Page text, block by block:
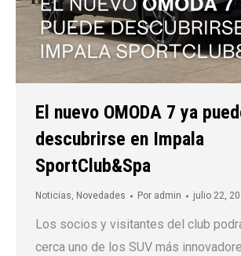
El nuevo OMODA 7 ya
descubrirse en Impala
SportClub&Spa
Noticias, Novedades Por admin julio 22,
Los socios y visitantes del club
cerca uno de los SUV más